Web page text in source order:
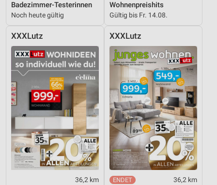
Badezimmer-Testerinnen
Noch heute gültig
Wohnenpreishits
Gültig bis Fr. 14.08.
XXXLutz
36,2 km
XXXLutz
36,2 km